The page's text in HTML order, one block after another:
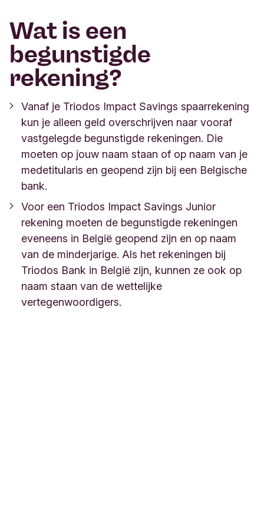
Wat is een
begunstigde
rekening?
Vanaf je Triodos Impact Savings spaarrekening
kun je alleen geld overschrijven naar vooraf
vastgelegde begunstigde rekeningen. Die
moeten op jouw naam staan of op naam van je
medetitularis en geopend zijn bij een Belgische
bank.
Voor een Triodos Impact Savings Junior
rekening moeten de begunstigde rekeningen
eveneens in België geopend zijn en op naam
van de minderjarige. Als het rekeningen bij
Triodos Bank in België zijn, kunnen ze ook op
naam staan van de wettelijke
vertegenwoordigers.